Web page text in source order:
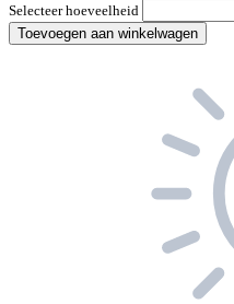
Selecteer hoeveelheid
Toevoegen aan winkelwagen